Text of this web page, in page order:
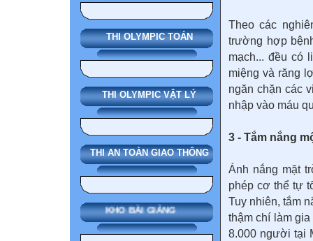
THI OLYMPIC TOÁN
THI OLYMPIC VẬT LÝ
THI AN TOÀN GIAO THÔNG
KHO BÀI GIẢNG
Theo các
trường hợp
mạch... đều có
miệng và răng
ngăn chặn các
nhập vào máu
3 - Tắm nắng
Ánh nắng mặt
phép cơ thể tự
Tuy nhiên, tắm
thậm chí làm
8.000 người tại